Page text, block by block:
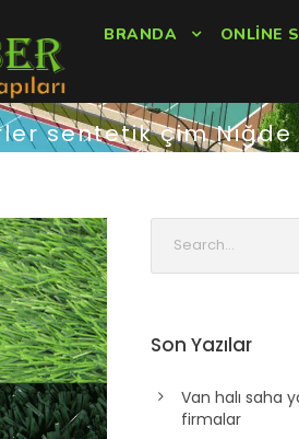
BRANDA ONLINE
sentetik çim Niğde
Son Yazılar
Van halı saha
firmalar